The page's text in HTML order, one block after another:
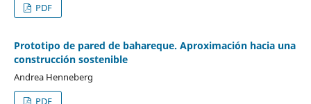
PDF
Prototipo de pared de bahareque. Aproximación hacia una
construcción sostenible
Andrea Henneberg
PDF